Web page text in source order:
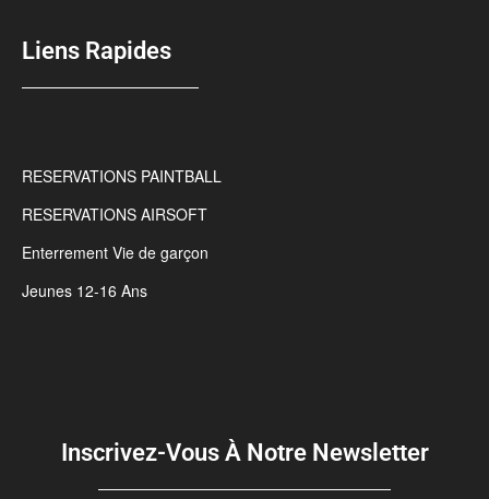
Liens Rapides
RESERVATIONS PAINTBALL
RESERVATIONS AIRSOFT
Enterrement Vie de garçon
Jeunes 12-16 Ans
Inscrivez-Vous À Notre Newsletter